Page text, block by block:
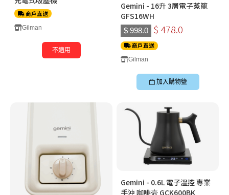
商戶直送
Gilman
不適用
Gemini - 16升 3層電子蒸籠
GFS16WH
$ 998.0 $ 478.0
商戶直送
Gilman
加入購物籃
Gemini - 0.6L 電子溫控 專業
手沖 咖啡壸 GCK600BK